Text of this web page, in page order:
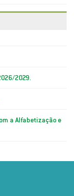
2029.
a Alfabetização e